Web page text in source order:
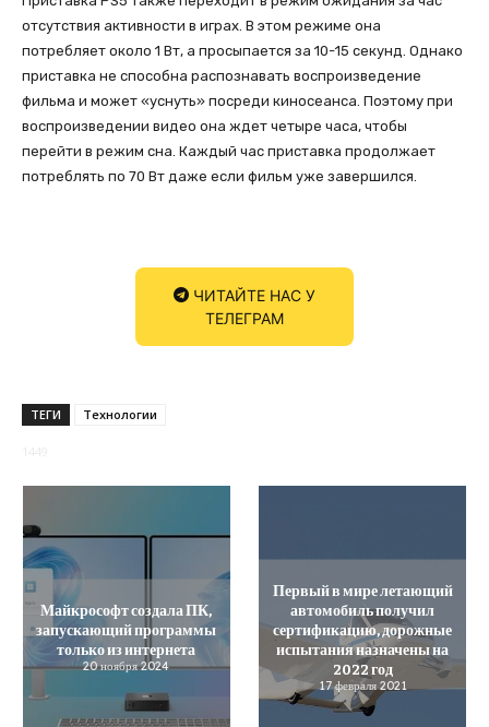
отсутствия активности в играх. В этом режиме она
потребляет около 1 Вт, а просыпается за 10-15 секунд. Однако
приставка не способна распознавать воспроизведение
фильма и может «уснуть» посреди киносеанса. Поэтому при
воспроизведении видео она ждет четыре часа, чтобы
перейти в режим сна. Каждый час приставка продолжает
потреблять по 70 Вт даже если фильм уже завершился.
ЧИТАЙТЕ НАС У
ТЕЛЕГРАМ
ТЕГИ Технологии
Майкрософт создала ПК,
запускающий программы
только из интернета
20 ноября 2024
Первый в мире летающий
автомобиль получил
сертификацию, дорожные
испытания назначены на
2022 год
17 февраля 2021